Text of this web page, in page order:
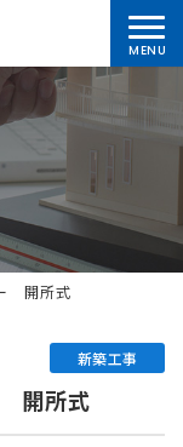
開所式
新築工事
開所式